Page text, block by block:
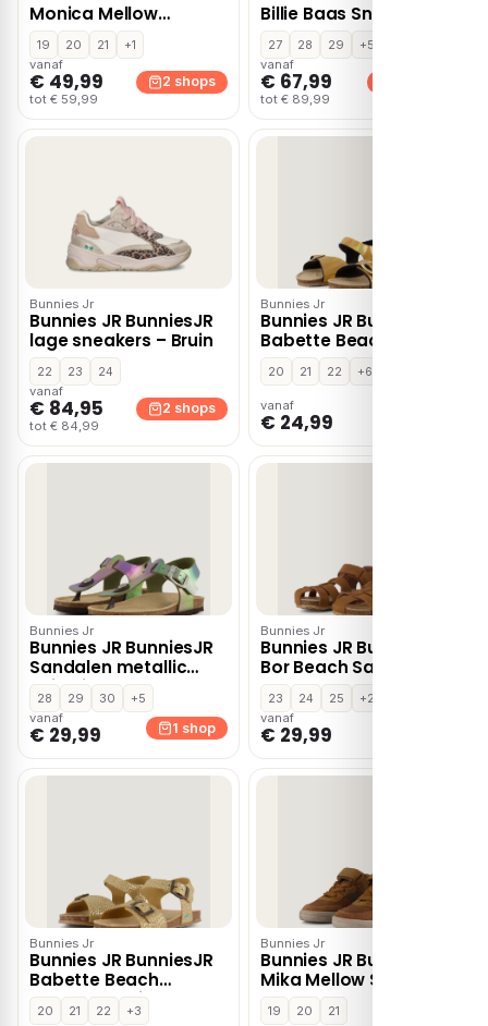
Monica Mellow
Babyschoenen taupe
Leer
19 20 21
+1
vanaf
€ 49,99
tot € 59,99
2 shops
Billie Baas Sneakers
blauw Leer
27 28 29
+5
vanaf
€ 67,99
tot € 89,99
Bunnies Jr
Bunnies JR BunniesJR
lage sneakers – Bruin
22 23
24
vanaf
€ 84,95
tot € 84,99
2 shops
Bunnies Jr
Bunnies JR BunniesJR
Babette Beach
Sandalen goud
Imitatieleer
20 21 22 +6
vanaf
€ 24,99
Bunnies Jr
Bunnies JR BunniesJR
Sandalen metallic
Imitatieleer –
Combinatie
28 29 30
+5
vanaf
€ 29,99 1 shop
Bunnies Jr
Bunnies JR BunniesJR
Bor Beach Sandalen
cognac Leer
23 24 25
+2
vanaf
€ 29,99
Bunnies Jr
Bunnies JR BunniesJR
Babette Beach
Sandalen beige
20 21 22
+3
Bunnies Jr
Bunnies JR BunniesJR
Mika Mellow Sneakers
cognac Leer
19 20
21